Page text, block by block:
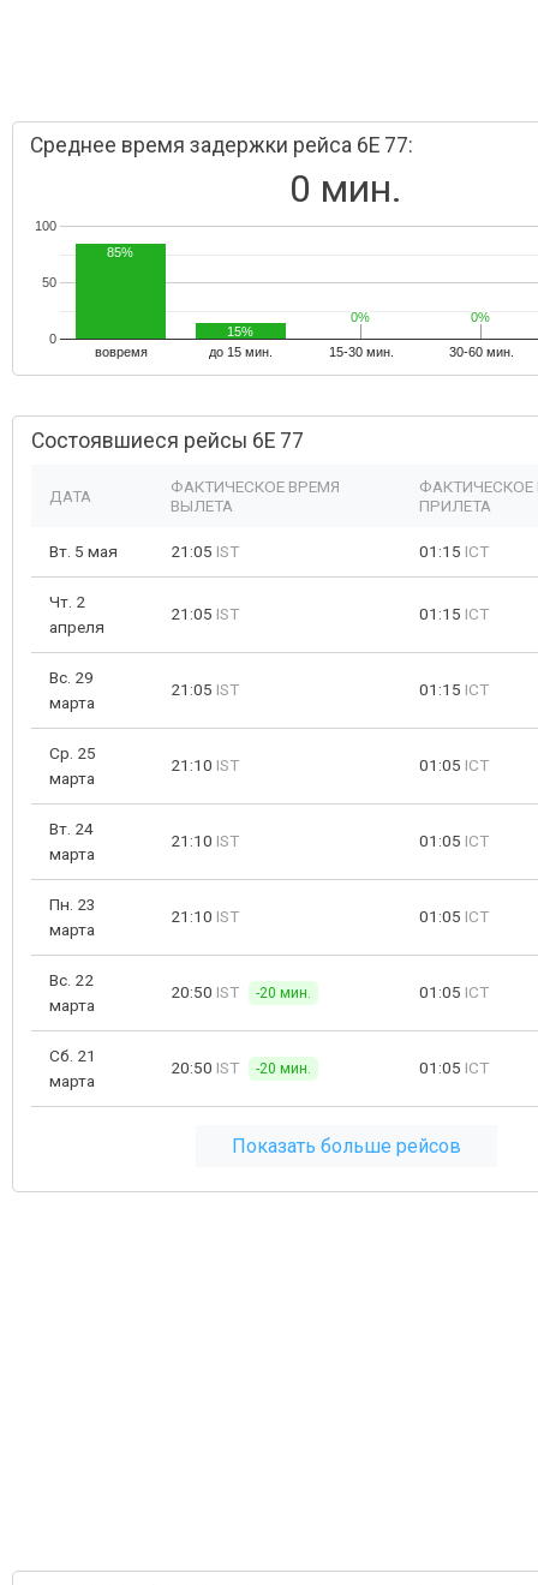
Среднее время задержки рейса 6E 77:
0 мин.
вовремя до 15 мин. 15-30 мин. 30-60 мин.
0
50
100
85%
15%
0%
0% 0%
0%
Состоявшиеся рейсы 6E 77
ДАТА
ФАКТИЧЕСКОЕ ВРЕМЯ
ВЫЛЕТА
ФАКТИЧЕСКОЕ
ПРИЛЕТА
Вт. 5 мая 21:05 IST 01:15 ICT
Чт. 2
апреля
21:05 IST 01:15 ICT
Вс. 29
марта
21:05 IST 01:15 ICT
Ср. 25
марта
21:10 IST 01:05 ICT
Вт. 24
марта
21:10 IST 01:05 ICT
Пн. 23
марта
21:10 IST 01:05 ICT
Вс. 22
марта
20:50 IST -20 мин. 01:05 ICT
Сб. 21
марта
20:50 IST -20 мин. 01:05 ICT
Показать больше рейсов